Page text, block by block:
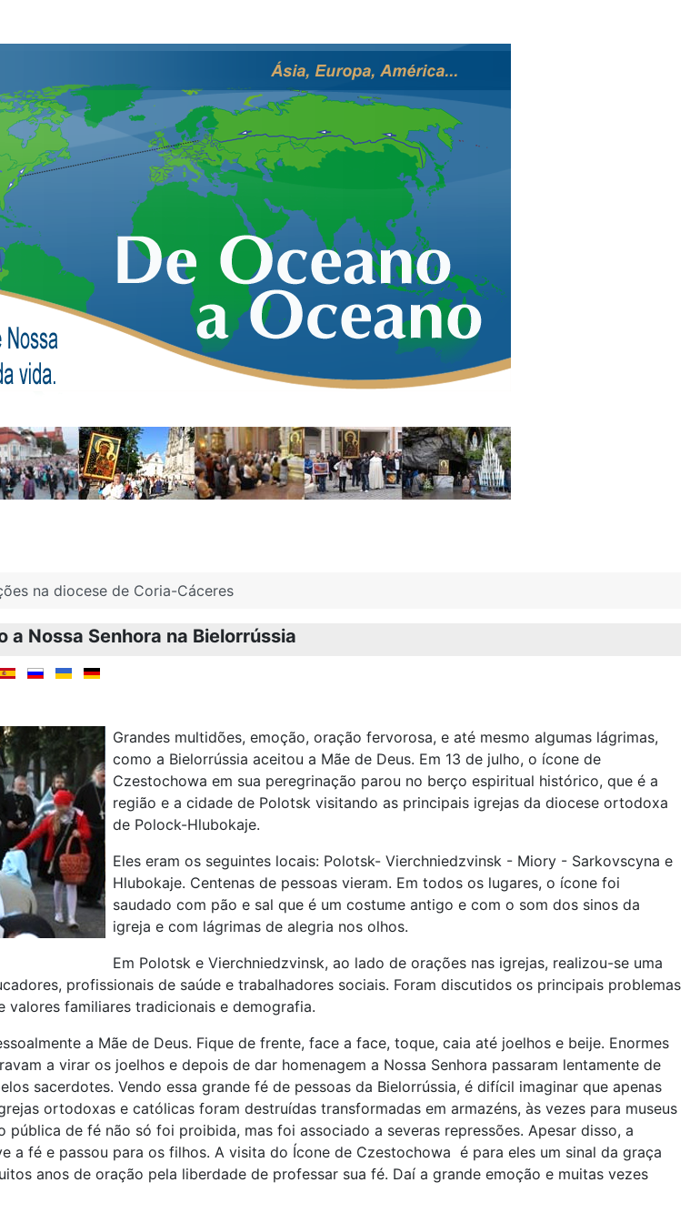
na diocese de Coria-Cáceres
a Nossa Senhora na Bielorrússia
Grandes multidões, emoção, oração fervorosa, e até mesmo algumas lágrimas,
como a Bielorrússia aceitou a Mãe de Deus. Em 13 de julho, o ícone de
Czestochowa em sua peregrinação parou no berço espiritual histórico, que é a
região e a cidade de Polotsk visitando as principais igrejas da diocese ortodoxa
de Polock-Hlubokaje.
Eles eram os seguintes locais: Polotsk- Vierchniedzvinsk - Miory - Sarkovscyna e
Hlubokaje. Centenas de pessoas vieram. Em todos os lugares, o ícone foi
saudado com pão e sal que é um costume antigo e com o som dos sinos da
igreja e com lágrimas de alegria nos olhos.
Em Polotsk e Vierchniedzvinsk, ao lado de orações nas igrejas, realizou-se uma
profissionais de saúde e trabalhadores sociais. Foram discutidos os principais problemas
valores familiares tradicionais e demografia.
a Mãe de Deus. Fique de frente, face a face, toque, caia até joelhos e beije. Enormes
a virar os joelhos e depois de dar homenagem a Nossa Senhora passaram lentamente de
sacerdotes. Vendo essa grande fé de pessoas da Bielorrússia, é difícil imaginar que apenas
ortodoxas e católicas foram destruídas transformadas em armazéns, às vezes para museus
pública de fé não só foi proibida, mas foi associado a severas repressões. Apesar disso, a
a fé e passou para os filhos. A visita do Ícone de Czestochowa é para eles um sinal da graça
anos de oração pela liberdade de professar sua fé. Daí a grande emoção e muitas vezes